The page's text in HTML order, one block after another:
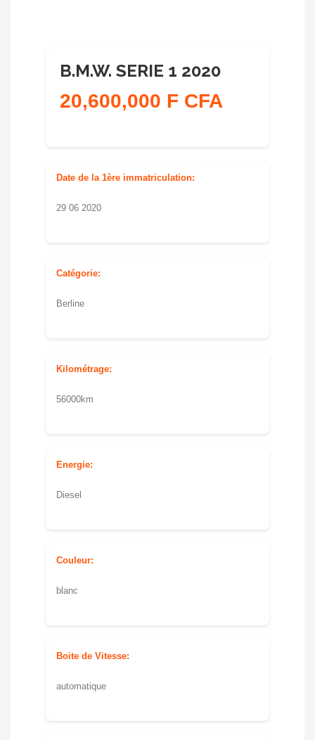
B.M.W. SERIE 1 2020
20,600,000 F CFA
Date de la 1ère immatriculation:
29 06 2020
Catégorie:
Berline
Kilométrage:
56000km
Energie:
Diesel
Couleur:
blanc
Boite de Vitesse:
automatique